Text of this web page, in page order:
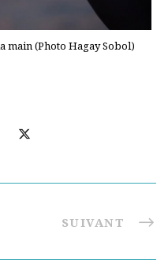
main (Photo Hagay Sobol)
SUIVANT